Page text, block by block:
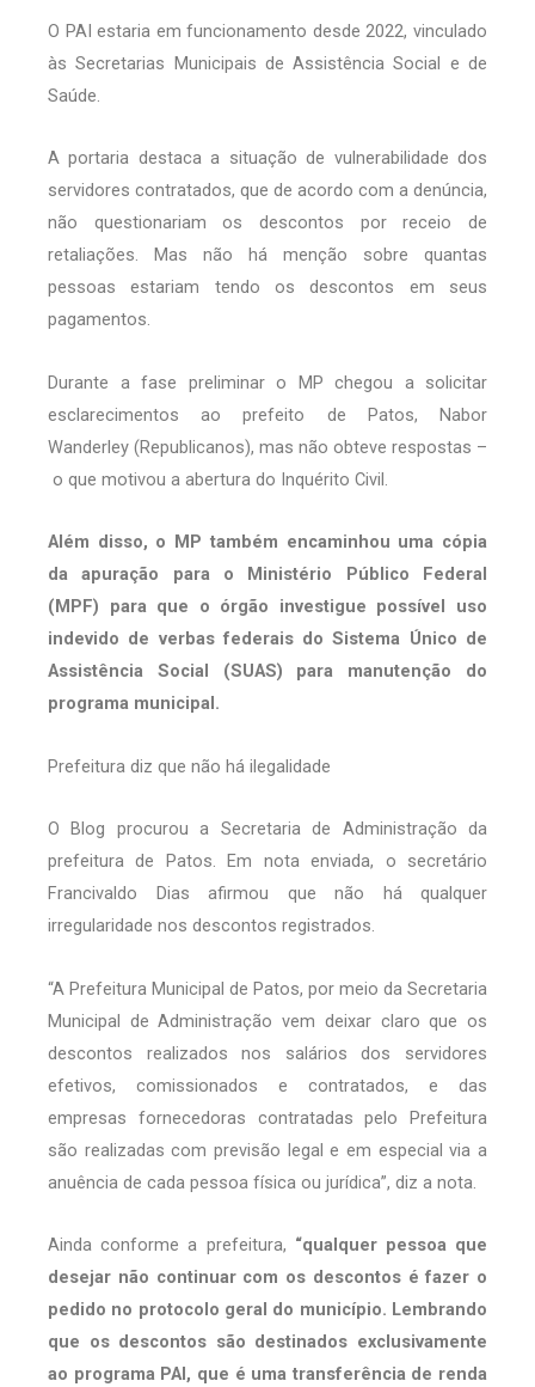
O PAI estaria em funcionamento desde 2022, vinculado
às Secretarias Municipais de Assistência Social e de
Saúde.
A portaria destaca a situação de vulnerabilidade dos
servidores contratados, que de acordo com a denúncia,
não questionariam os descontos por receio de
retaliações. Mas não há menção sobre quantas
pessoas estariam tendo os descontos em seus
pagamentos.
Durante a fase preliminar o MP chegou a solicitar
esclarecimentos ao prefeito de Patos, Nabor
Wanderley (Republicanos), mas não obteve respostas –
o que motivou a abertura do Inquérito Civil.
Além disso, o MP também encaminhou uma cópia
da apuração para o Ministério Público Federal
(MPF) para que o órgão investigue possível uso
indevido de verbas federais do Sistema Único de
Assistência Social (SUAS) para manutenção do
programa municipal.
Prefeitura diz que não há ilegalidade
O Blog procurou a Secretaria de Administração da
prefeitura de Patos. Em nota enviada, o secretário
Francivaldo Dias afirmou que não há qualquer
irregularidade nos descontos registrados.
“A Prefeitura Municipal de Patos, por meio da Secretaria
Municipal de Administração vem deixar claro que os
descontos realizados nos salários dos servidores
efetivos, comissionados e contratados, e das
empresas fornecedoras contratadas pelo Prefeitura
são realizadas com previsão legal e em especial via a
anuência de cada pessoa física ou jurídica”, diz a nota.
Ainda conforme a prefeitura, “qualquer pessoa que
desejar não continuar com os descontos é fazer o
pedido no protocolo geral do município. Lembrando
que os descontos são destinados exclusivamente
ao programa PAI, que é uma transferência de renda